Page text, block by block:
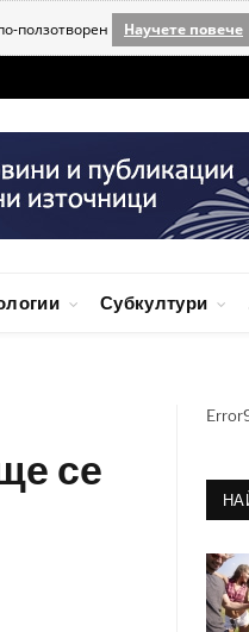
ползотворен Научете повече
Субкултури
се